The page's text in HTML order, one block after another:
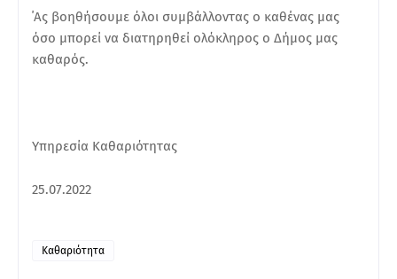
΄Ας βοηθήσουμε όλοι συμβάλλοντας ο καθένας μας
όσο μπορεί να διατηρηθεί ολόκληρος ο Δήμος μας
καθαρός.
Υπηρεσία Καθαριότητας
25.07.2022
Καθαριότητα